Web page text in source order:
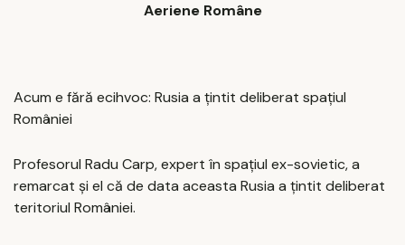
Aeriene Române
Acum e fără ecihvoc: Rusia a țintit deliberat spațiul
României
Profesorul Radu Carp, expert în spațiul ex-sovietic, a
remarcat și el că de data aceasta Rusia a țintit deliberat
teritoriul României.